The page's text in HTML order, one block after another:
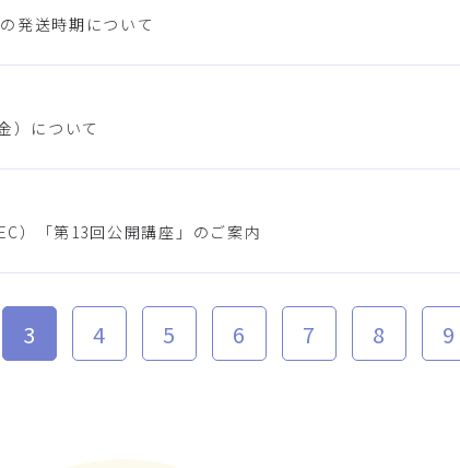
発送時期について
）について
）「第13回公開講座」のご案内
3 4 5 6 7 8 9